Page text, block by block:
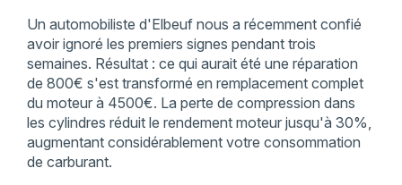
Un automobiliste d'Elbeuf nous a récemment confié
avoir ignoré les premiers signes pendant trois
semaines. Résultat : ce qui aurait été une réparation
de 800€ s'est transformé en remplacement complet
du moteur à 4500€. La perte de compression dans
les cylindres réduit le rendement moteur jusqu'à 30%,
augmentant considérablement votre consommation
de carburant.